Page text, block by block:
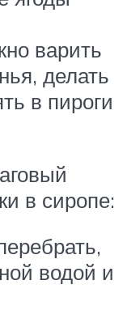
варить
делать
в пироги
в сиропе:
водой и